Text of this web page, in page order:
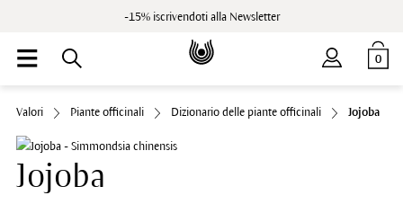
-15% iscrivendoti alla Newsletter
0
Valori Piante officinali Dizionario delle piante officinali Jojoba
Jojoba